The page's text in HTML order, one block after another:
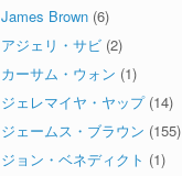
James Brown (6)
アジェリ・サビ (2)
カーサム・ウォン (1)
ジェレマイヤ・ヤップ(14)
ジェームス・ブラウン (155)
ジョン・ベネディクト (1)